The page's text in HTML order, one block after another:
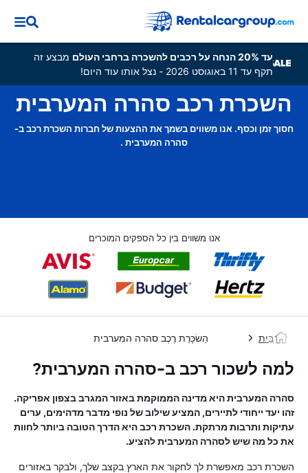
עד 20% הנחה על רכבים להשכרה ברחבי העולם
מבצע זה
תקף עד 11 באוגוסט 2026 - נצל אותו עוד היום!
השכרת רכב סהרה המערבית
חסוך זמן וכסף. אנו משווים בשמך את ההצעות של חברות השכרת רכב ב-
סהרה המערבית .
אנו משווים בין כל הספקים המוכרים
בַּיִת הַשׂכָּרַת רֶכֶב סהרה המערבית
למה לשכור רכב ב-סהרה המערבית?
סהרה המערבית היא מדינה הממוקמת באזור המגרב בצפון אפריקה.
זהו יעד ייחודי לתיירים, המציע שילוב של נופי מדבר מדהימים, ערים
עתיקות ותרבות מרתקת. השכרת רכב היא הדרך הטובה ביותר לחוות
את כל מה שיש לסהרה המערבית להציע.
השכרת רכב מאפשרת לך לחקור את הארץ בקצב שלך, ולבקר באזורים